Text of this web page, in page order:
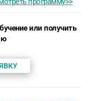
или получить